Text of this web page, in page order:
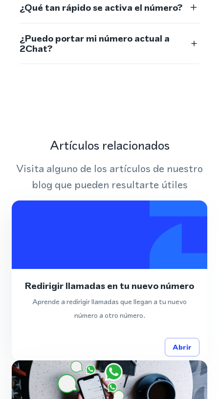
¿Qué tan rápido se activa el número?
¿Puedo portar mi número actual a
2Chat?
Artículos relacionados
Visita alguno de los artículos de nuestro
blog que pueden resultarte útiles
Redirigir llamadas en tu nuevo número
Aprende a redirigir llamadas que llegan a tu nuevo
número a otro número.
Abrir